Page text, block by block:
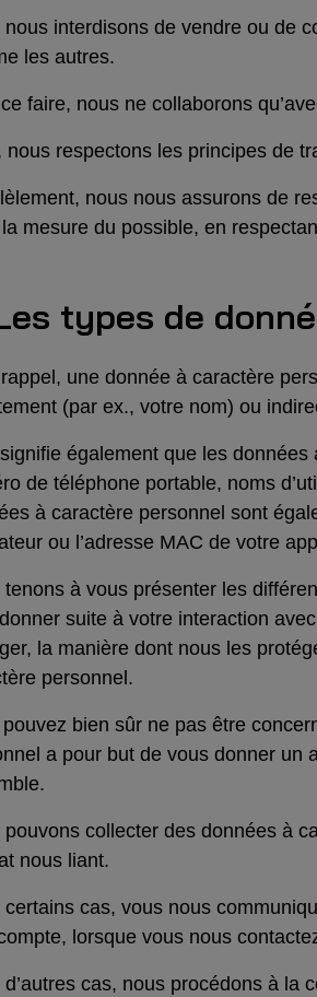
nous interdisons de vendre ou de
les autres.
faire, nous ne collaborons
nous respectons les principes de
nous nous assurons de
mesure du possible, en
types de
une donnée à caractère
(par ex., votre nom) ou
également que les
de téléphone portable, noms
à caractère personnel sont
ou l’adresse MAC de votre
tenons à vous présenter les
suite à votre interaction
la manière dont nous les
personnel.
bien sûr ne pas être
a pour but de vous donner un
pouvons collecter des données à
nous liant.
certains cas, vous nous
lorsque vous nous
d’autres cas, nous procédons à la